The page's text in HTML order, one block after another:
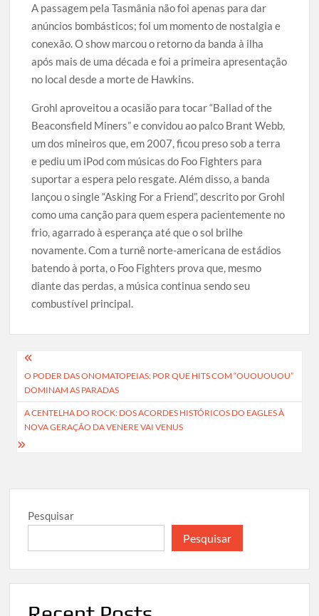
A passagem pela Tasmânia não foi apenas para dar
anúncios bombásticos; foi um momento de nostalgia e
conexão. O show marcou o retorno da banda à ilha
após mais de uma década e foi a primeira apresentação
no local desde a morte de Hawkins.
Grohl aproveitou a ocasião para tocar “Ballad of the
Beaconsfield Miners” e convidou ao palco Brant Webb,
um dos mineiros que, em 2007, ficou preso sob a terra
e pediu um iPod com músicas do Foo Fighters para
suportar a espera pelo resgate. Além disso, a banda
lançou o single “Asking For a Friend”, descrito por Grohl
como uma canção para quem espera pacientemente no
frio, agarrado à esperança até que o sol brilhe
novamente. Com a turnê norte-americana de estádios
batendo à porta, o Foo Fighters prova que, mesmo
diante das perdas, a música continua sendo seu
combustível principal.
Navegação
de
artigos
O PODER DAS ONOMATOPEIAS: POR QUE HITS COM “OUOUOUOU”
DOMINAM AS PARADAS
A CENTELHA DO ROCK: DOS ACORDES HISTÓRICOS DO EAGLES À
NOVA GERAÇÃO DA VENERE VAI VENUS
Pesquisar
Pesquisar